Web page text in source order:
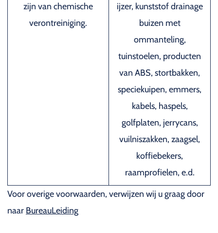
zijn van chemische
verontreiniging.
ijzer, kunststof drainage
buizen met
ommanteling,
tuinstoelen, producten
van ABS, stortbakken,
speciekuipen, emmers,
kabels, haspels,
golfplaten, jerrycans,
vuilniszakken, zaagsel,
koffiebekers,
raamprofielen, e.d.
Voor overige voorwaarden, verwijzen wij u graag door
naar BureauLeiding